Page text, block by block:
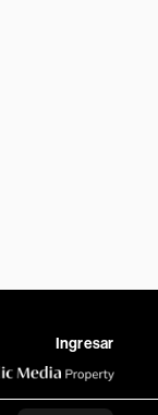
Ingresar